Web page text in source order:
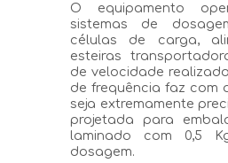
O equipamento
sistemas de
células de carga,
esteiras
de velocidade
de frequência faz com
seja extremamente
projetada para
laminado com 0,5
dosagem.